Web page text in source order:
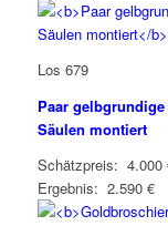
Los 679
Paar
Säulen montiert
Schätzpreis: 4.000
Ergebnis: 2.590 €